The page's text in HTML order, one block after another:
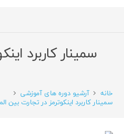
سمینار کاربرد
خانه آرشیو دوره های آموزشی
سمینار کاربرد اینکوترمز در تجارت بین